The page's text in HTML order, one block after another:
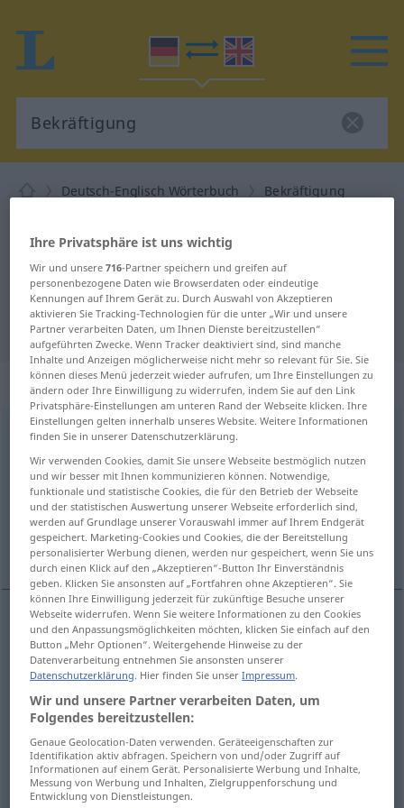
Deutsch-Englisch Wörterbuch Bekräftigung
"Bekräftigung"
"Bekräftigung" Englisch
Übersetzung
„Bekräftigung“: Femininum
Bekräftigungf <Bekräftigung;Bekräftigungen
Übersicht aller Übersetzungen
(Für mehr Details die Übersetzung anklicken/antippen)
confirmation, corroboration, endorsement,
substantiation
confirmation Bekräftigung einer Aussage etc
endorsement Bekräftigung einer Aussage etc
corroboration Bekräftigung
substantiation Bekräftigungdurch Beweis
Ihre Privatsphäre ist uns wichtig
Wir und unsere716-Partner speichern und greifen auf
personenbezogene Daten wie Browserdaten oder eindeutige
Kennungen auf Ihrem Gerät zu. Durch Auswahl von Akzeptieren
aktivieren Sie Tracking-Technologien für die unter „Wir und unsere
Partner verarbeiten Daten, um Ihnen Dienste bereitzustellen“
aufgeführten Zwecke. Wenn Tracker deaktiviert sind, sind manche
Inhalte und Anzeigen möglicherweise nicht mehr so relevant für Sie. Sie
können dieses Menü jederzeit wieder aufrufen, um Ihre Einstellungen zu
ändern oder Ihre Einwilligung zu widerrufen, indem Sie auf den Link
Privatsphäre-Einstellungen am unteren Rand der Webseite klicken. Ihre
Einstellungen gelten innerhalb unseres Website. Weitere Informationen
finden Sie in unserer Datenschutzerklärung.
Wir verwenden Cookies, damit Sie unsere Webseite bestmöglich nutzen
und wir besser mit Ihnen kommunizieren können. Notwendige,
funktionale und statistische Cookies, die für den Betrieb der Webseite
und der statistischen Auswertung unserer Webseite erforderlich sind,
werden auf Grundlage unserer Vorauswahl immer auf Ihrem Endgerät
gespeichert. Marketing-Cookies und Cookies, die der Bereitstellung
personalisierter Werbung dienen, werden nur gespeichert, wenn Sie uns
durch einen Klick auf den „Akzeptieren“-Button Ihr Einverständnis
geben. Klicken Sie ansonsten auf „Fortfahren ohne Akzeptieren“. Sie
können Ihre Einwilligung jederzeit für zukünftige Besuche unserer
Webseite widerrufen. Wenn Sie weitere Informationen zu den Cookies
und den Anpassungsmöglichkeiten möchten, klicken Sie einfach auf den
Button „Mehr Optionen“. Weitergehende Hinweise zu der
Datenverarbeitung entnehmen Sie ansonsten unserer
Datenschutzerklärung. Hier finden Sie unserImpressum.
Wir und unsere Partner verarbeiten Daten, um
Folgendes bereitzustellen:
Genaue Geolocation-Daten verwenden. Geräteeigenschaften zur
Identifikation aktiv abfragen. Speichern von und/oder Zugriff auf
Informationen auf einem Gerät. Personalisierte Werbung und Inhalte,
Messung von Werbung und Inhalten, Zielgruppenforschung und
Entwicklung von Dienstleistungen.